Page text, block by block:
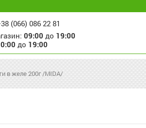
(066) 086 22 81
09:00 до 19:00
до 19:00
в желе 200г /MIDA/